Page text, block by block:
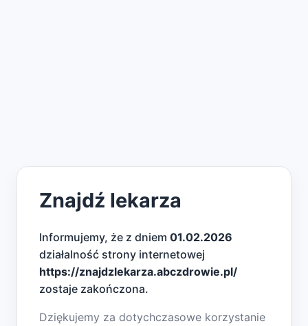
Znajdź lekarza
Informujemy, że z dniem 01.02.2026
działalność strony internetowej
https://znajdzlekarza.abczdrowie.pl/
zostaje zakończona.
Dziękujemy za dotychczasowe korzystanie